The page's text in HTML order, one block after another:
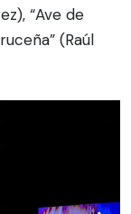
“Ave de
(Raúl